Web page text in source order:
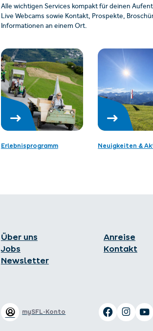
Alle wichtigen Services kompakt für deinen
Live Webcams sowie Kontakt, Prospekte,
Informationen an einem Ort.
Erlebnisprogramm Neuigkeiten &
Über uns
Jobs
Newsletter
Anreise
Kontakt
mySFL-Konto